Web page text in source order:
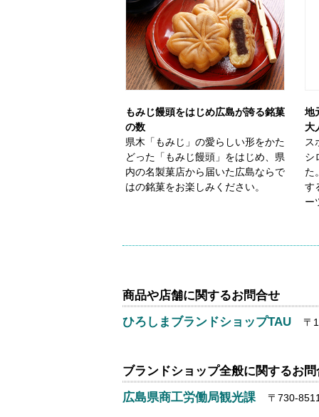
もみじ饅頭をはじめ広島が誇る銘菓
の数
県木「もみじ」の愛らしい形をかた
どった「もみじ饅頭」をはじめ、県
内の名製菓店から届いた広島ならで
はの銘菓をお楽しみください。
地
大
ス
シ
た
す
ー
商品や店舗に関するお問合せ
ひろしまブランドショップTAU
〒
ブランドショップ全般に関するお問
広島県商工労働局観光課
〒730-